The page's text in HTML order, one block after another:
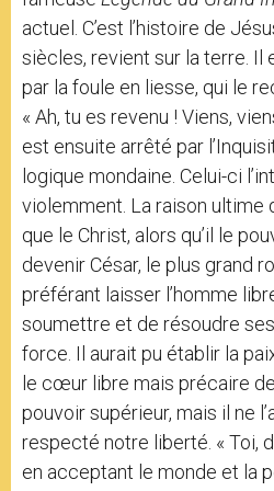
actuel. C’est l’histoire de
siècles, revient sur la terre. Il
par la foule en liesse, qui le
« Ah, tu es revenu ! Viens,
est ensuite arrêté par
logique mondaine. Celui-ci
violemment. La raison ultime
que le Christ, alors qu’il le
devenir César, le plus grand
préférant laisser l’homme
soumettre et de résoudre
force. Il aurait pu établir la
le cœur libre mais précaire de
pouvoir supérieur, mais il ne
respecté notre liberté. « Toi,
en acceptant le monde et la